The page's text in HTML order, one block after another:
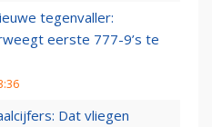
tegenvaller:
eerste 777-9’s te
Dat vliegen